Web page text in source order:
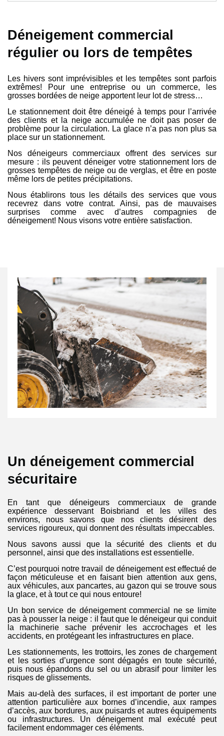
Déneigement commercial
régulier ou lors de tempêtes
Les hivers sont imprévisibles et les tempêtes sont parfois
extrêmes! Pour une entreprise ou un commerce, les
grosses bordées de neige apportent leur lot de stress…
Le stationnement doit être déneigé à temps pour l’arrivée
des clients et la neige accumulée ne doit pas poser de
problème pour la circulation. La glace n’a pas non plus sa
place sur un stationnement.
Nos déneigeurs commerciaux offrent des services sur
mesure : ils peuvent déneiger votre stationnement lors de
grosses tempêtes de neige ou de verglas, et être en poste
même lors de petites précipitations.
Nous établirons tous les détails des services que vous
recevrez dans votre contrat. Ainsi, pas de mauvaises
surprises comme avec d’autres compagnies de
déneigement! Nous visons votre entière satisfaction.
Un déneigement commercial
sécuritaire
En tant que déneigeurs commerciaux de grande
expérience desservant Boisbriand et les villes des
environs, nous savons que nos clients désirent des
services rigoureux, qui donnent des résultats impeccables.
Nous savons aussi que la sécurité des clients et du
personnel, ainsi que des installations est essentielle.
C’est pourquoi notre travail de déneigement est effectué de
façon méticuleuse et en faisant bien attention aux gens,
aux véhicules, aux pancartes, au gazon qui se trouve sous
la glace, et à tout ce qui nous entoure!
Un bon service de déneigement commercial ne se limite
pas à pousser la neige : il faut que le déneigeur qui conduit
la machinerie sache prévenir les accrochages et les
accidents, en protégeant les infrastructures en place.
Les stationnements, les trottoirs, les zones de chargement
et les sorties d’urgence sont dégagés en toute sécurité,
puis nous épandons du sel ou un abrasif pour limiter les
risques de glissements.
Mais au-delà des surfaces, il est important de porter une
attention particulière aux bornes d’incendie, aux rampes
d’accès, aux bordures, aux puisards et autres équipements
ou infrastructures. Un déneigement mal exécuté peut
facilement endommager ces éléments.